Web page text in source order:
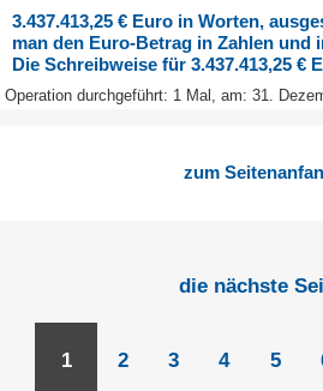
3.437.413,25 € Euro in Worten,
man den Euro-Betrag in Zahlen und
Die Schreibweise für 3.437.413,25 €
Operation durchgeführt: 1 Mal, am: 31.
zum
die nächste
1 2 3 4 5